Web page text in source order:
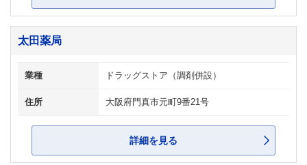
太田薬局
業種 ドラッグストア（調剤併設）
住所 大阪府門真市元町9番21号
詳細を見る